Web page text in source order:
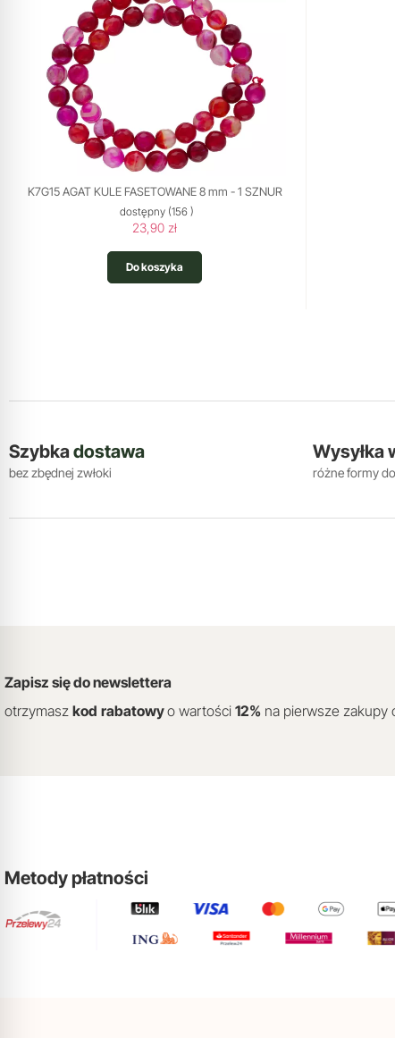
K7G15 AGAT KULE FASETOWANE 8 mm - 1 SZNUR
dostępny (156 )
23,90 zł
Do koszyka
Szybkadostawa
bez zbędnej zwłoki
Wysyłka
różne formy
Zapisz się do newslettera
otrzymasz kod rabatowyo wartości 12% na pierwsze zakupy
Metody płatności